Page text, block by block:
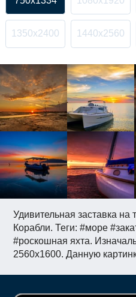
Удивительная заставка на
Корабли. Теги: #море
#роскошная яхта.
2560x1600. Данную
1350x2400 1440x2560